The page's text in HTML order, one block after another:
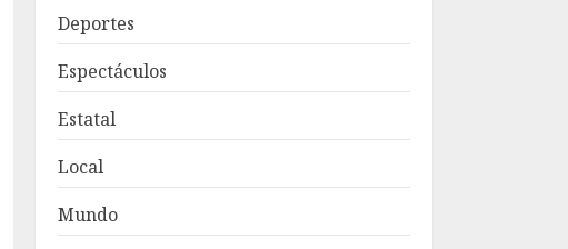
Deportes
Espectáculos
Estatal
Local
Mundo